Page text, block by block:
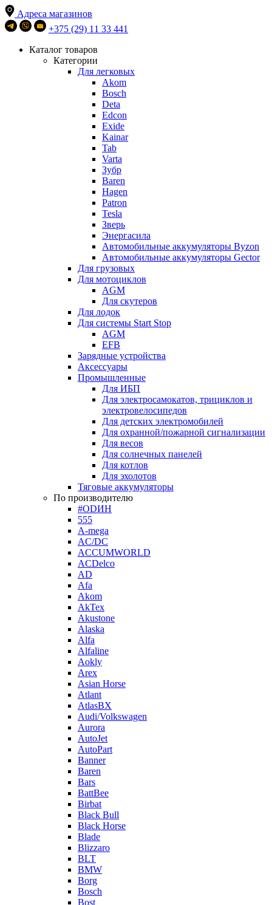
Адреса магазинов
+375 (29) 11 33 441
Каталог товаров
Категории
Для легковых
Akom
Bosch
Deta
Edcon
Exide
Kainar
Tab
Varta
Зубр
Baren
Hagen
Patron
Tesla
Зверь
Энергасила
Автомобильные аккумуляторы Byzon
Автомобильные аккумуляторы Gector
Для грузовых
Для мотоциклов
AGM
Для скутеров
Для лодок
Для системы Start Stop
AGM
EFB
Зарядные устройства
Аксессуары
Промышленные
Для ИБП
Для электросамокатов, трициклов и
электровелосипедов
Для детских электромобилей
Для охранной/пожарной сигнализации
Для весов
Для солнечных панелей
Для котлов
Для эхолотов
Тяговые аккумуляторы
По производителю
#ODИН
555
A-mega
AC/DC
ACCUMWORLD
ACDelco
AD
Afa
Akom
AkTex
Akustone
Alaska
Alfa
Alfaline
Aokly
Arex
Asian Horse
Atlant
AtlasBX
Audi/Volkswagen
Aurora
AutoJet
AutoPart
Banner
Baren
Bars
BattBee
Birbat
Black Bull
Black Horse
Blade
Blizzaro
BLT
BMW
Borg
Bosch
Bost